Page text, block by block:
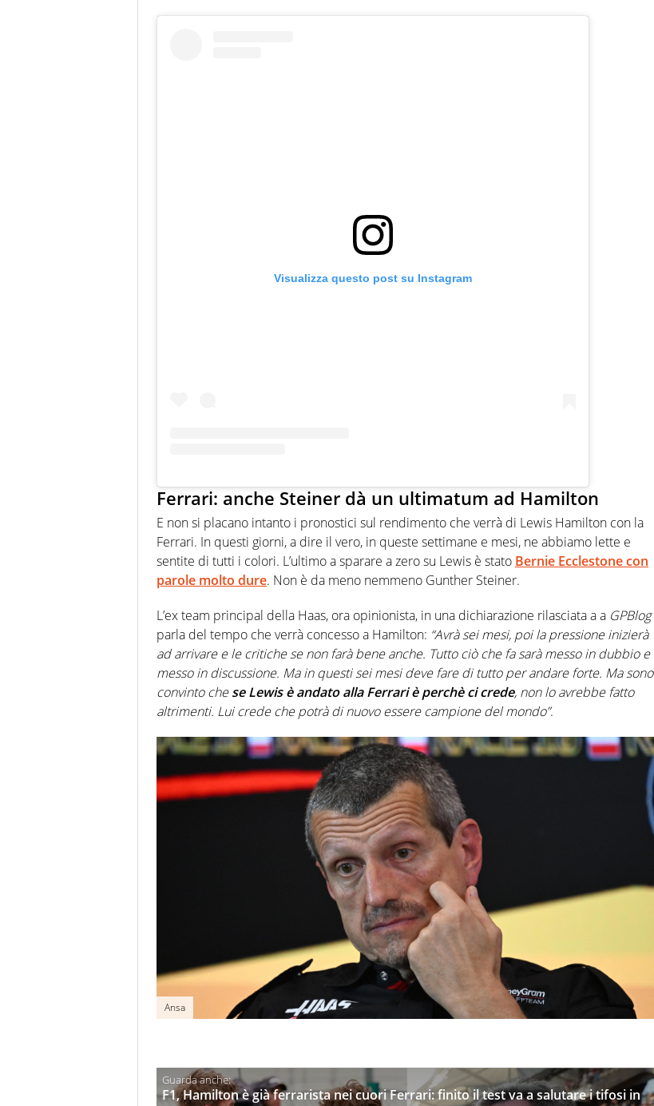
Visualizza questo post su Instagram
Ferrari: anche Steiner dà un ultimatum ad Hamilton
E non si placano intanto i pronostici sul rendimento che verrà di Lewis Hamilton con la
Ferrari. In questi giorni, a dire il vero, in queste settimane e mesi, ne abbiamo lette e
sentite di tutti i colori. L’ultimo a sparare a zero su Lewis è stato Bernie Ecclestone con
parole molto dure. Non è da meno nemmeno Gunther Steiner.
L’ex team principal della Haas, ora opinionista, in una dichiarazione rilasciata a a GPBlog
parla del tempo che verrà concesso a Hamilton: “Avrà sei mesi, poi la pressione inizierà
ad arrivare e le critiche se non farà bene anche. Tutto ciò che fa sarà messo in dubbio e
messo in discussione. Ma in questi sei mesi deve fare di tutto per andare forte. Ma sono
convinto chese Lewis è andato alla Ferrari è perchè ci crede, non lo avrebbe fatto
altrimenti. Lui crede che potrà di nuovo essere campione del mondo”.
Ansa
F1, Hamilton è già ferrarista nei cuori Ferrari: finito il test va a salutare i tifosi in